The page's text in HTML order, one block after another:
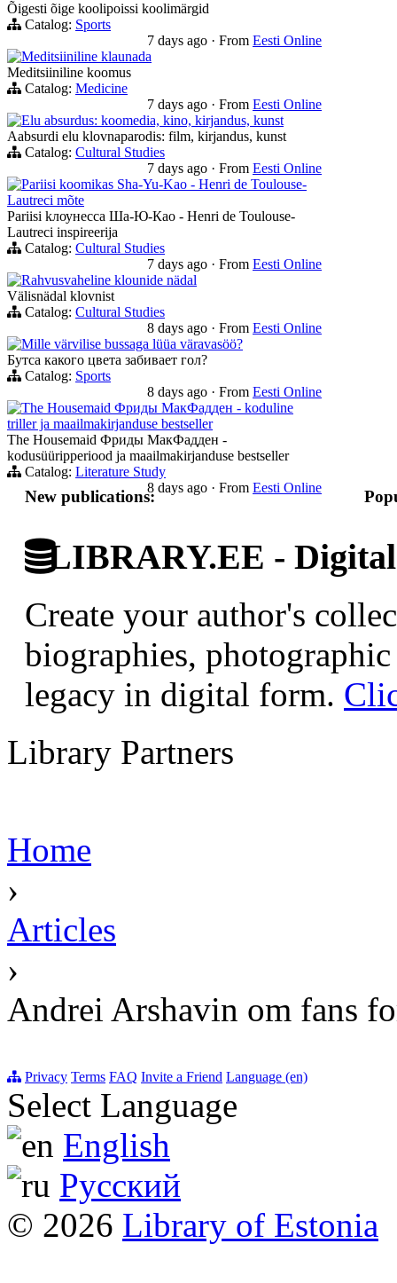
Õigesti õige koolipoissi koolimärgid
Catalog: Sports
7 days ago · From Eesti Online
Meditsiiniline klaunada
Meditsiiniline koomus
Catalog: Medicine
7 days ago · From Eesti Online
Elu absurdus: koomedia, kino, kirjandus, kunst
Aabsurdi elu klovnaparodis: film, kirjandus, kunst
Catalog: Cultural Studies
7 days ago · From Eesti Online
Pariisi koomikas Sha-Yu-Kao - Henri de Toulouse-
Lautreci mõte
Pariisi kлоунессa Шa-Ю-Кaо - Henri de Toulouse-
Lautreci inspireerija
Catalog: Cultural Studies
7 days ago · From Eesti Online
Rahvusvaheline klounide nädal
Välisnädal klovnist
Catalog: Cultural Studies
8 days ago · From Eesti Online
Mille värvilise bussaga lüüa väravasöö?
Бутса какого цвета забивает гол?
Catalog: Sports
8 days ago · From Eesti Online
The Housemaid Фриды МакФадден - koduline
triller ja maailmakirjanduse bestseller
The Housemaid Фриды МакФадден -
kodusüüripperiood ja maailmakirjanduse bestseller
Catalog: Literature Study
8 days ago · From Eesti Online
New publications:
LIBRARY.EE -
Create your author's
biographies,
legacy in digital form.
Library Partners
Home
›
Articles
›
Andrei Arshavin om fans
Privacy Terms FAQ Invite a Friend Language (en)
Select Language
English
Русский
© 2026 Library of Estonia